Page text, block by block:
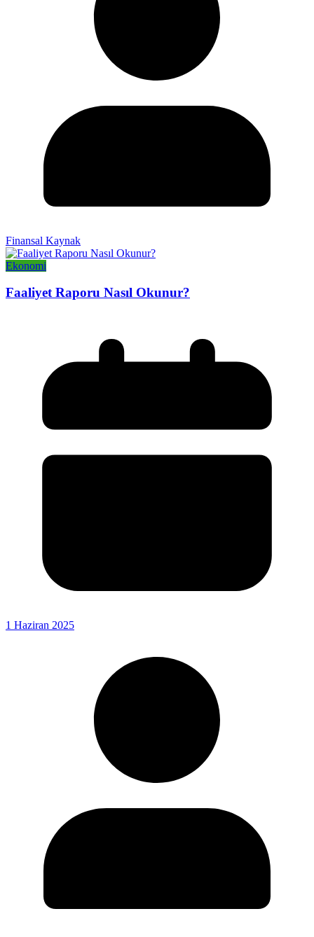
Finansal Kaynak
Ekonomi
Faaliyet Raporu Nasıl Okunur?
1 Haziran 2025